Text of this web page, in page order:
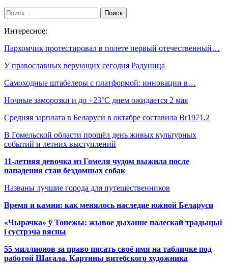
Интересное:
Пархомчик протестировал в полете первый отечественный…
У православных верующих сегодня Радуница
Самоходные штабелеры с платформой: инновации в…
Ночные заморозки и до +23°С днем ожидается 2 мая
Средняя зарплата в Беларуси в октябре составила Br1971,2
В Гомельской области прошёл день живых культурных
событий и летних выступлений
11-летняя девочка из Гомеля чудом выжила после
нападения стаи бездомных собак
Названы лучшие города для путешественников
Время и камни: как менялось наследие южной Беларуси
«Чырачка» ў Тонежы: жывое дыханне палескай традыцыі
і сустрэча вясны
55 миллионов за право писать своё имя на табличке под
работой Шагала. Картины витебского художника